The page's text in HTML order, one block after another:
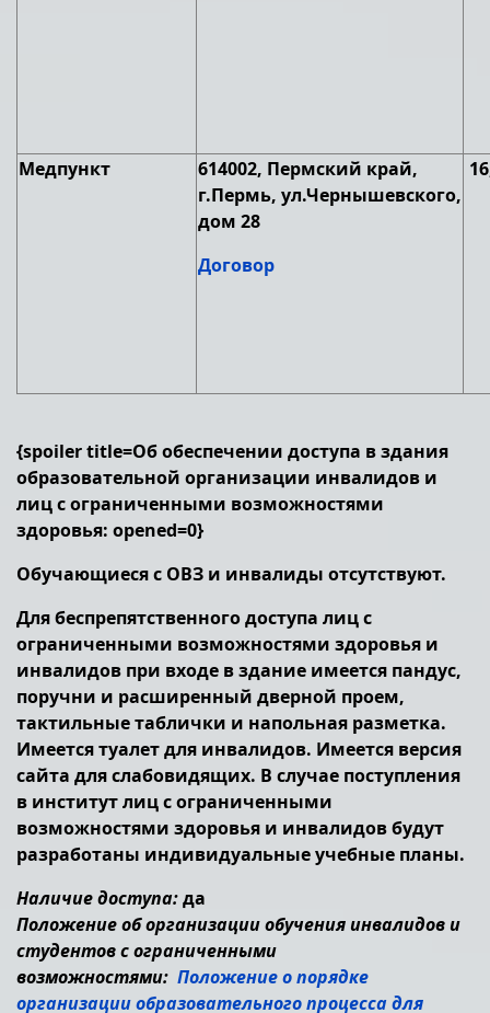
Медпункт
614002, Пермский край,
г.Пермь, ул.Чернышевского,
дом 28
Договор
{spoiler title=Об обеспечении доступа в здания
образовательной организации инвалидов и
лиц с ограниченными возможностями
здоровья: opened=0}
Обучающиеся с ОВЗ и инвалиды отсутствуют.
Для беспрепятственного доступа лиц с
ограниченными возможностями здоровья и
инвалидов при входе в здание имеется пандус,
поручни и расширенный дверной проем,
тактильные таблички и напольная разметка.
Имеется туалет для инвалидов. Имеется версия
сайта для слабовидящих. В случае поступления
в институт лиц с ограниченными
возможностями здоровья и инвалидов будут
разработаны индивидуальные учебные планы.
Наличие доступа:да
Положение об организации обучения инвалидов и
студентов с ограниченными
возможностями: Положение о порядке
организации образовательного процесса для